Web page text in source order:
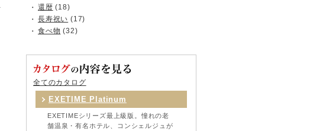
還暦 (18)
長寿祝い (17)
食べ物 (32)
全てのカタログ
EXETIME Platinum
EXETIMEシリーズ最上級版。憧れの老
舗温泉・有名ホテル、コンシェルジュが